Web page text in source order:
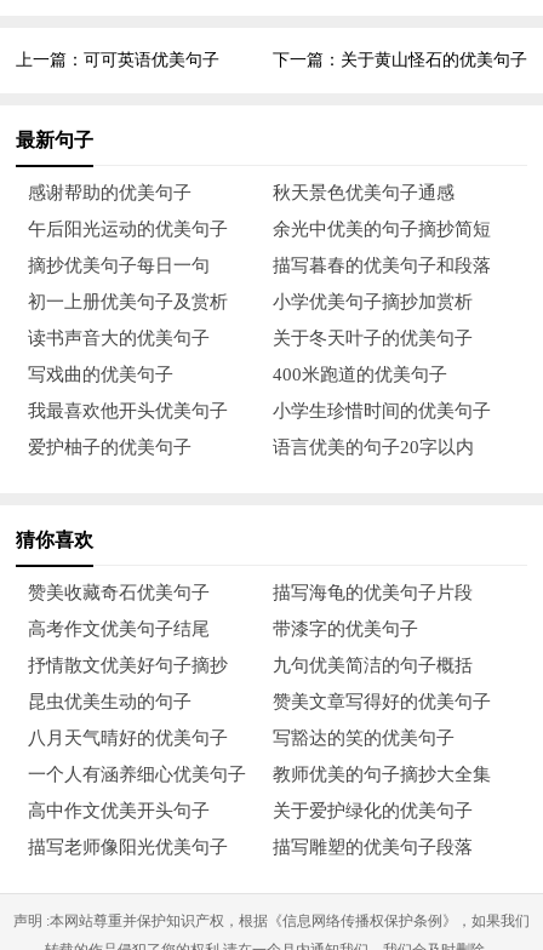
7、这时，我抬起头，映入我眼帘的，是一片火红的枫树林。那
枫叶，红的那样光亮，红的那样热烈。我走进枫树林，捡起一片
枫叶，细细观察。这片枫叶好象一个美丽的红五星，又像是一只
张开的小手掌。叶脉在叶间肆意伸展，仿佛自己是这里最漂亮
的，可却又悄悄的为枫叶添上了一丝美丽。我又瞧了瞧枫叶，这
片枫叶的颜色可真漂亮，它是大红色的，红的那么鲜艳，那么漂
亮。
8、秋风又是一位调色大师。她来到田野，将红色送给了高粱，
上，看上去好像是火焰在滚动，她来到……
9、早晨，露水在火红的枫叶上像是洒上了一层透明的霜，新鲜
而明净；太阳露出了半个脑袋，把那金色的光辉，抛向了大地，
抛向了天空，同时也抛向了这挂满露珠的枫树，从侧面看，被露
珠压弯了腰的枫叶在阳光的照射下，并不那么红了，而是有了一
点淡淡的黄；当太阳完全出来时，露水消逝，枫树便随着那清晨
的微风轻快地跳起了一天中的第一支曲子。到了中午，太阳升到
了我的头顶，直直的照射着这些好像正在燃烧的枫叶，一直照射
着。
10、秋天的小河是安静的，风平浪静的水里一群小鱼顶着水游过
上一篇：可可英语优美句子 下一篇： 关于黄山怪石的优美句子
最新句子
感谢帮助的优美句子
秋天景色优美句子通感
午后阳光运动的优美句子
余光中优美的句子摘抄简短
摘抄优美句子每日一句
描写暮春的优美句子和段落
初一上册优美句子及赏析
小学优美句子摘抄加赏析
读书声音大的优美句子
关于冬天叶子的优美句子
写戏曲的优美句子
400米跑道的优美句子
我最喜欢他开头优美句子
小学生珍惜时间的优美句子
爱护柚子的优美句子
语言优美的句子20字以内
猜你喜欢
赞美收藏奇石优美句子
描写海龟的优美句子片段
高考作文优美句子结尾
带漆字的优美句子
抒情散文优美好句子摘抄
九句优美简洁的句子概括
昆虫优美生动的句子
赞美文章写得好的优美句子
八月天气晴好的优美句子
写豁达的笑的优美句子
一个人有涵养细心优美句子
教师优美的句子摘抄大全集
高中作文优美开头句子
关于爱护绿化的优美句子
描写老师像阳光优美句子
描写雕塑的优美句子段落
声明 :本网站尊重并保护知识产权，根据《信息网络传播权保护条例》，如果我们